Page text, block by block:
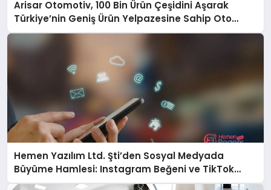
Arisar Otomotiv, 100 Bin Ürün Çeşidini Aşarak
Türkiye’nin Geniş Ürün Yelpazesine Sahip Oto
Yedek Parça Platformlarından Biri Oldu
Hemen Yazılım Ltd. Şti’den Sosyal Medyada
Büyüme Hamlesi: Instagram Beğeni ve TikTok
Beğeni Alanında Talep Rekor Kırıyor